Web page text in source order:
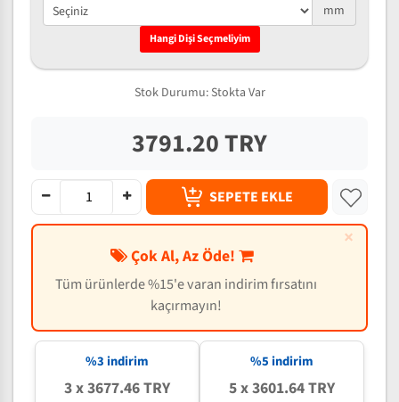
mm
Hangi Dişi Seçmeliyim
Stok Durumu: Stokta Var
3791.20 TRY
SEPETE EKLE
×
Çok Al, Az Öde!
Tüm ürünlerde %15'e varan indirim fırsatını
kaçırmayın!
%3 indirim
3 x 3677.46 TRY
%5 indirim
5 x 3601.64 TRY